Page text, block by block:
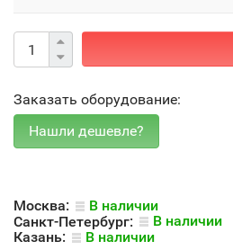
Заказать оборудование:
Москва:
В наличии
Санкт-Петербург:
В наличии
Казань:
В наличии